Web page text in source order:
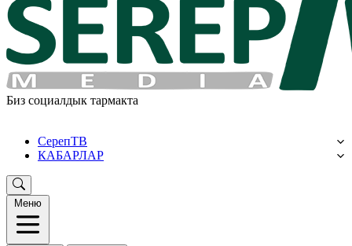
Биз социалдык тармакта
СерепТВ
КАБАРЛАР
Меню